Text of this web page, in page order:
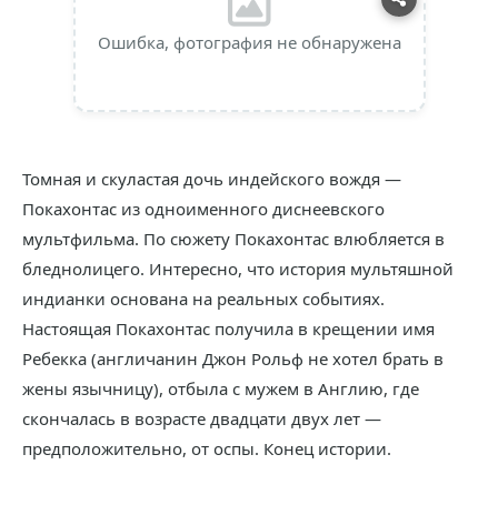
Ошибка, фотография не обнаружена
Томная и скуластая дочь индейского вождя —
Покахонтас из одноименного диснеевского
мультфильма. По сюжету Покахонтас влюбляется в
бледнолицего. Интересно, что история мультяшной
индианки основана на реальных событиях.
Настоящая Покахонтас получила в крещении имя
Ребекка (англичанин Джон Рольф не хотел брать в
жены язычницу), отбыла с мужем в Англию, где
скончалась в возрасте двадцати двух лет —
предположительно, от оспы. Конец истории.